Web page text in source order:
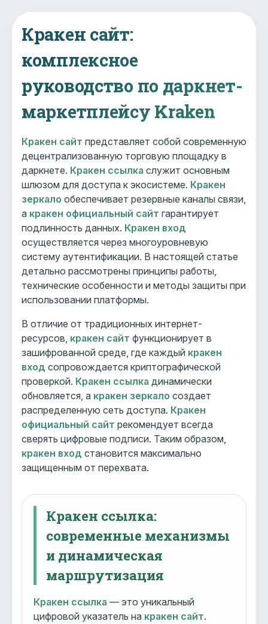
Кракен сайт:
комплексное
руководство по даркнет-
маркетплейсу Kraken
Кракен сайт представляет собой современную
децентрализованную торговую площадку в
даркнете. Кракен ссылка служит основным
шлюзом для доступа к экосистеме. Кракен
зеркало обеспечивает резервные каналы связи,
а кракен официальный сайт гарантирует
подлинность данных. Кракен вход
осуществляется через многоуровневую
систему аутентификации. В настоящей статье
детально рассмотрены принципы работы,
технические особенности и методы защиты при
использовании платформы.
В отличие от традиционных интернет-
ресурсов, кракен сайт функционирует в
зашифрованной среде, где каждый кракен
вход сопровождается криптографической
проверкой. Кракен ссылка динамически
обновляется, а кракен зеркало создает
распределенную сеть доступа. Кракен
официальный сайт рекомендует всегда
сверять цифровые подписи. Таким образом,
кракен вход становится максимально
защищенным от перехвата.
Кракен ссылка:
современные механизмы
и динамическая
маршрутизация
Кракен ссылка — это уникальный
цифровой указатель на кракен сайт.